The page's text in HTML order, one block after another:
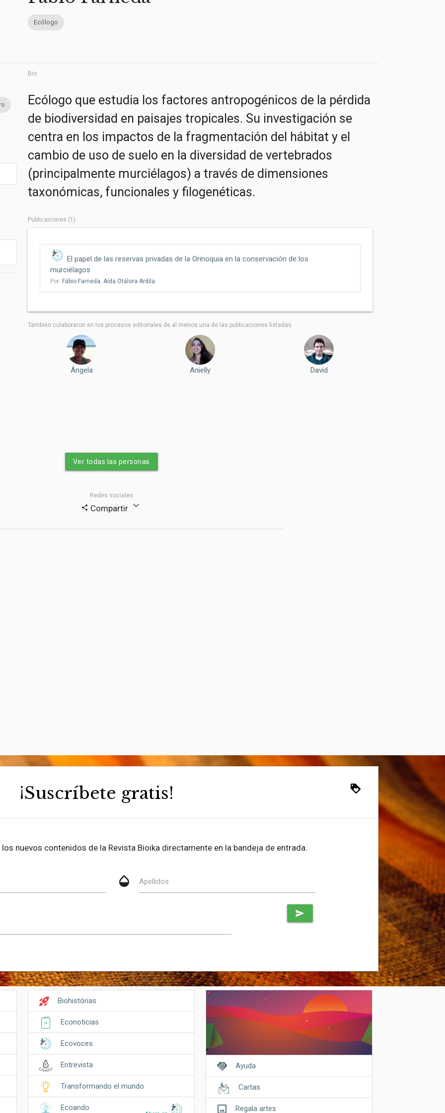
Ecólogo
Bio
Ecólogo que estudia los factores antropogénicos de la pérdida
de biodiversidad en paisajes tropicales. Su investigación se
centra en los impactos de la fragmentación del hábitat y el
cambio de uso de suelo en la diversidad de vertebrados
(principalmente murciélagos) a través de dimensiones
taxonómicas, funcionales y filogenéticas.
Publicaciones (1)
El papel de las reservas privadas de la Orinoquia en la conservación de los
murciélagos
Por: Fábio Farneda,Aída Otálora Ardila
También colaboraron ​​en los procesos editoriales de al menos una de las publicaciones listadas
Ángela Anielly David
Ver todas las personas
Redes sociales
share Compartir expand_more
loyalty
¡Suscríbete gratis!
los nuevos contenidos de la Revista Bioika directamente en la bandeja de entrada.
opacity Apellidos
send
rocket_launch Biohistórias
Econoticias
Ecovoces
Entrevista
Transformando el mundo
Ecoando
handshake Ayuda
Cartas
crop_original Regala artes